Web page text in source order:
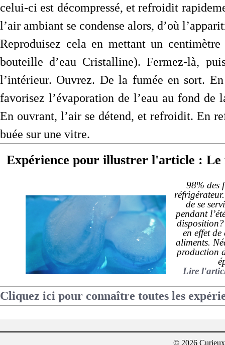
celui-ci est décompressé, et refroidit
l’air ambiant se condense alors, d’où
Reproduisez cela en mettant un
bouteille d’eau Cristalline). Fermez-là,
l’intérieur. Ouvrez. De la fumée en sort.
favorisez l’évaporation de l’eau au fond de
En ouvrant, l’air se détend, et refroidit. En
buée sur une vitre.
Expérience pour illustrer l'article :
98% des
de se
pendant
en effet de
aliments.
production
Lire
Cliquez ici pour connaître toutes les
© 2026